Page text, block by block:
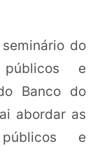
do
e
Banco do
abordar as
e